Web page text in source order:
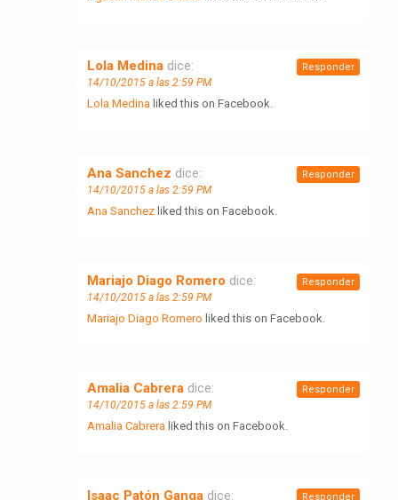
Lola Medina dice:
14/10/2015 a las 2:59 PM
Lola Medina liked this on Facebook.
Responder
Ana Sanchez dice:
14/10/2015 a las 2:59 PM
Ana Sanchez liked this on Facebook.
Responder
Mariajo Diago Romero dice:
14/10/2015 a las 2:59 PM
Mariajo Diago Romero liked this on Facebook.
Responder
Amalia Cabrera dice:
14/10/2015 a las 2:59 PM
Amalia Cabrera liked this on Facebook.
Responder
Isaac Patón Ganga dice: Responder